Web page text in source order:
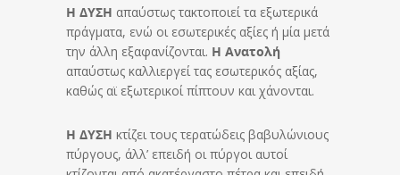
Η ΔΥΣΗ απαύστως τακτοποιεί τα εξωτερικά
πράγματα, ενώ οι εσωτερικές αξίες ή μία μετά
την άλλη εξαφανίζονται. Η Ανατολή
απαύστως καλλιεργεί τας εσωτερικός αξίας,
καθώς αϊ εξωτερικοί πίπτουν και χάνονται.
Η ΔΥΣΗ κτίζει τους τερατώδεις βαβυλώνιους
πύργους, άλλ’ επειδή οι πύργοι αυτοί